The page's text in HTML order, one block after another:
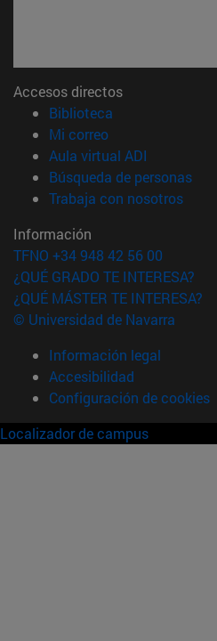
Accesos directos
Biblioteca
Mi correo(abre en nueva
Aula virtual ADI
Búsqueda de personas
Trabaja con nosotros
Información
TFNO +34 948 42 56 00
¿QUÉ GRADO TE INTERESA?
¿QUÉ MÁSTER TE INTERESA?
© Universidad de Navarra
Información legal
Accesibilidad
Configuración de cookies
Localizador de campus